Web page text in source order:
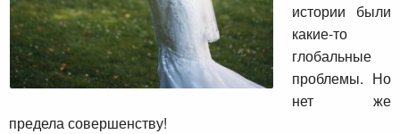
истории были
какие-то
глобальные
проблемы. Но
нет же
предела совершенству!